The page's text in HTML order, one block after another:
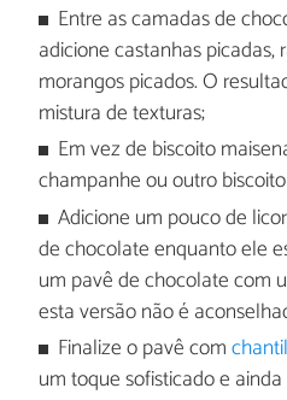
Entre as camadas de
adicione castanhas
morangos picados. O
mistura de texturas;
Em vez de biscoito
champanhe ou outro
Adicione um pouco de
de chocolate enquanto ele
um pavê de chocolate com
esta versão não é
Finalize o pavê com
um toque sofisticado e